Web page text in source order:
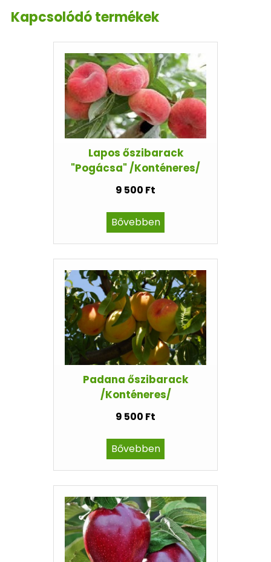
Kapcsolódó termékek
Lapos őszibarack
"Pogácsa" /Konténeres/
9 500 Ft
Bővebben
Padana őszibarack
/Konténeres/
9 500 Ft
Bővebben